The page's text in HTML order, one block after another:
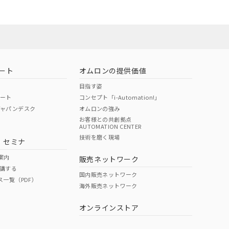
O O
ト
ト
パンデスク
セミナ
内
する
覧（PDF）
オムロンの提供価値
目指す姿
コンセプト「i-Automation!」
オムロンの強み
お客様との共創拠点
AUTOMATION CENTER
技術を磨く現場
販売ネットワーク
国内販売ネットワーク
海外販売ネットワーク
オンラインストア